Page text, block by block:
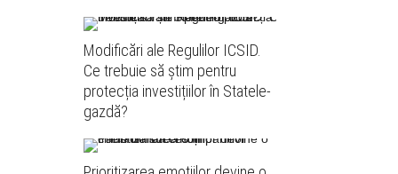
Modificări ale Regulilor ICSID.
Ce trebuie să știm pentru
protecția investițiilor în Statele-
gazdă?